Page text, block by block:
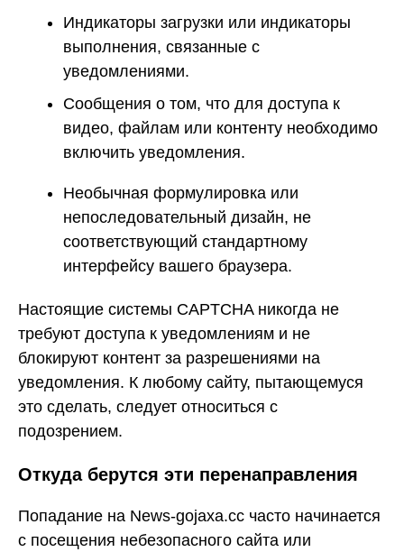
Индикаторы загрузки или индикаторы
выполнения, связанные с
уведомлениями.
Сообщения о том, что для доступа к
видео, файлам или контенту необходимо
включить уведомления.
Необычная формулировка или
непоследовательный дизайн, не
соответствующий стандартному
интерфейсу вашего браузера.
Настоящие системы CAPTCHA никогда не
требуют доступа к уведомлениям и не
блокируют контент за разрешениями на
уведомления. К любому сайту, пытающемуся
это сделать, следует относиться с
подозрением.
Откуда берутся эти перенаправления
Попадание на News-gojaxa.cc часто начинается
с посещения небезопасного сайта или